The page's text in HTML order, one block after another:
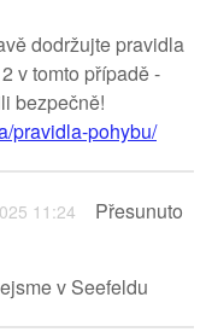
dodržujte pravidla
v tomto případě -
bezpečně!
pravidla-pohybu/
11:24
Přesunuto
v Seefeldu